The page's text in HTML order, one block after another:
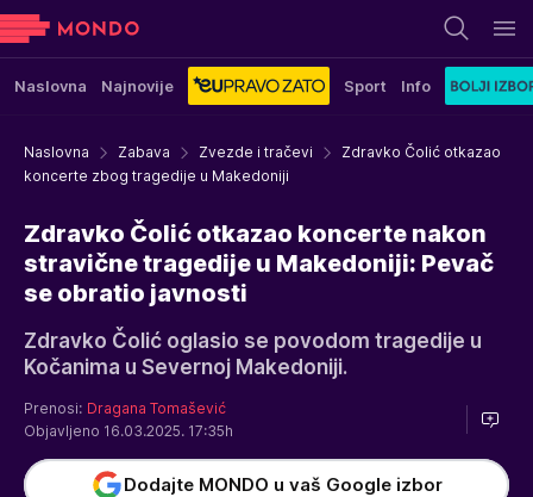
Naslovna Najnovije Sport Info
Naslovna Zabava Zvezde i tračevi
Zdravko Čolić otkazao
koncerte zbog tragedije u Makedoniji
Zdravko Čolić otkazao koncerte nakon
stravične tragedije u Makedoniji: Pevač
se obratio javnosti
Zdravko Čolić oglasio se povodom tragedije u
Kočanima u Severnoj Makedoniji.
Prenosi: Dragana Tomašević
Objavljeno 16.03.2025. 17:35h
Dodajte MONDO u vaš Google izbor